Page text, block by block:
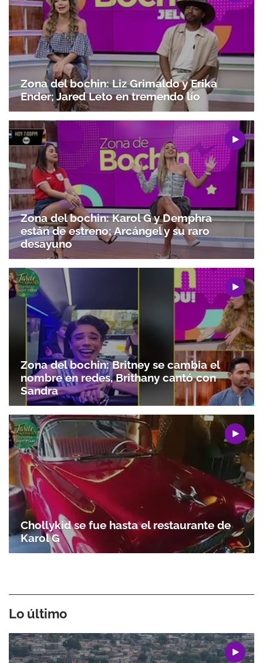
Gracias por suscribirte a nuestro boletín.
ACEPTAR
Zona del bochin: Liz Grimaldo y Erika
Ender; Jared Leto en tremendo lío
Zona del bochin: Karol G y Demphra
están de estreno; Arcángel y su raro
desayuno
Zona del bochin: Britney se cambia el
nombre en redes, Brithany cantó con
Sandra
Chollykid se fue hasta el restaurante de
Karol G
Lo último